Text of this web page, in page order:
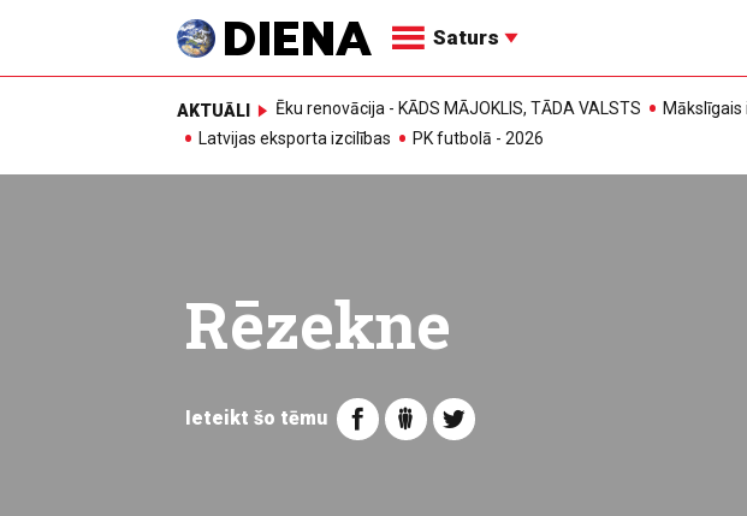
Saturs
AKTUĀLI Ēku renovācija - KĀDS MĀJOKLIS, TĀDA VALSTS
Latvijas eksporta izcilības
PK futbolā - 2026
Rēzekne
Ieteikt šo tēmu